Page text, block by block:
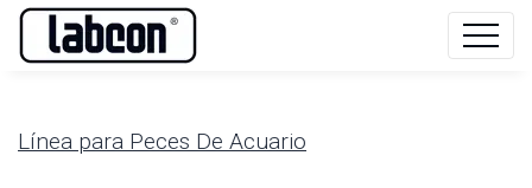
Línea para Peces De Acuario